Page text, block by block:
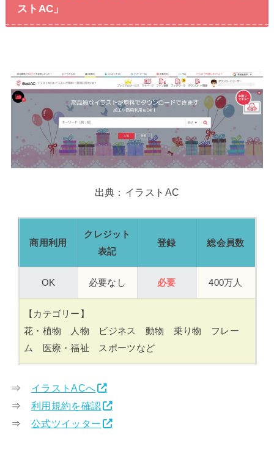
ストAC」
出典：イラストAC
商用利用
クレジット
表記
登録 総会員数
OK 必要なし 必要 400万人
【カテゴリー】
花・植物 人物 ビジネス 動物 乗り物 フレー
ム 医療・福祉 スポーツなど
⇒ イラストACへ
⇒ 利用規約を確認
⇒ 公式ツイッター